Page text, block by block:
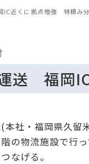
近くに拠点増強 特積み
送 福岡
社・福岡県久留
の物流施設で行
なげる。